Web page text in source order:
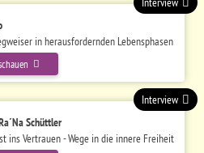
in herausfordernden Lebensphasen
Schüttler
ins Vertrauen - Wege in die innere Freiheit
Interview